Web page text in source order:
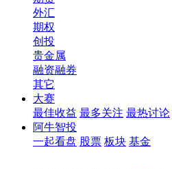
外汇
期权
创投
贵金属
融资融券
其它
大赛
最佳收益 最多关注 最热讨论
阿牛智投
一起看盘 股票 板块 基金